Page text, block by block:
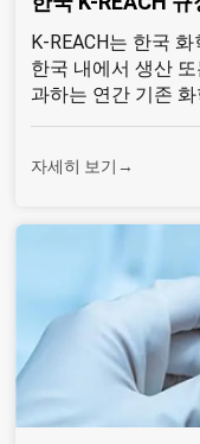
K-REACH는 한국
한국 내에서 생산
과하는 연간 기존
자세히 보기→